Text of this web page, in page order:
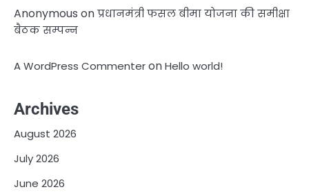
Anonymous onप्रधानमंत्री फसल बीमा योजना की समीक्षा
बैठक सम्पन्न
A WordPress CommenteronHello world!
Archives
August 2026
July 2026
June 2026